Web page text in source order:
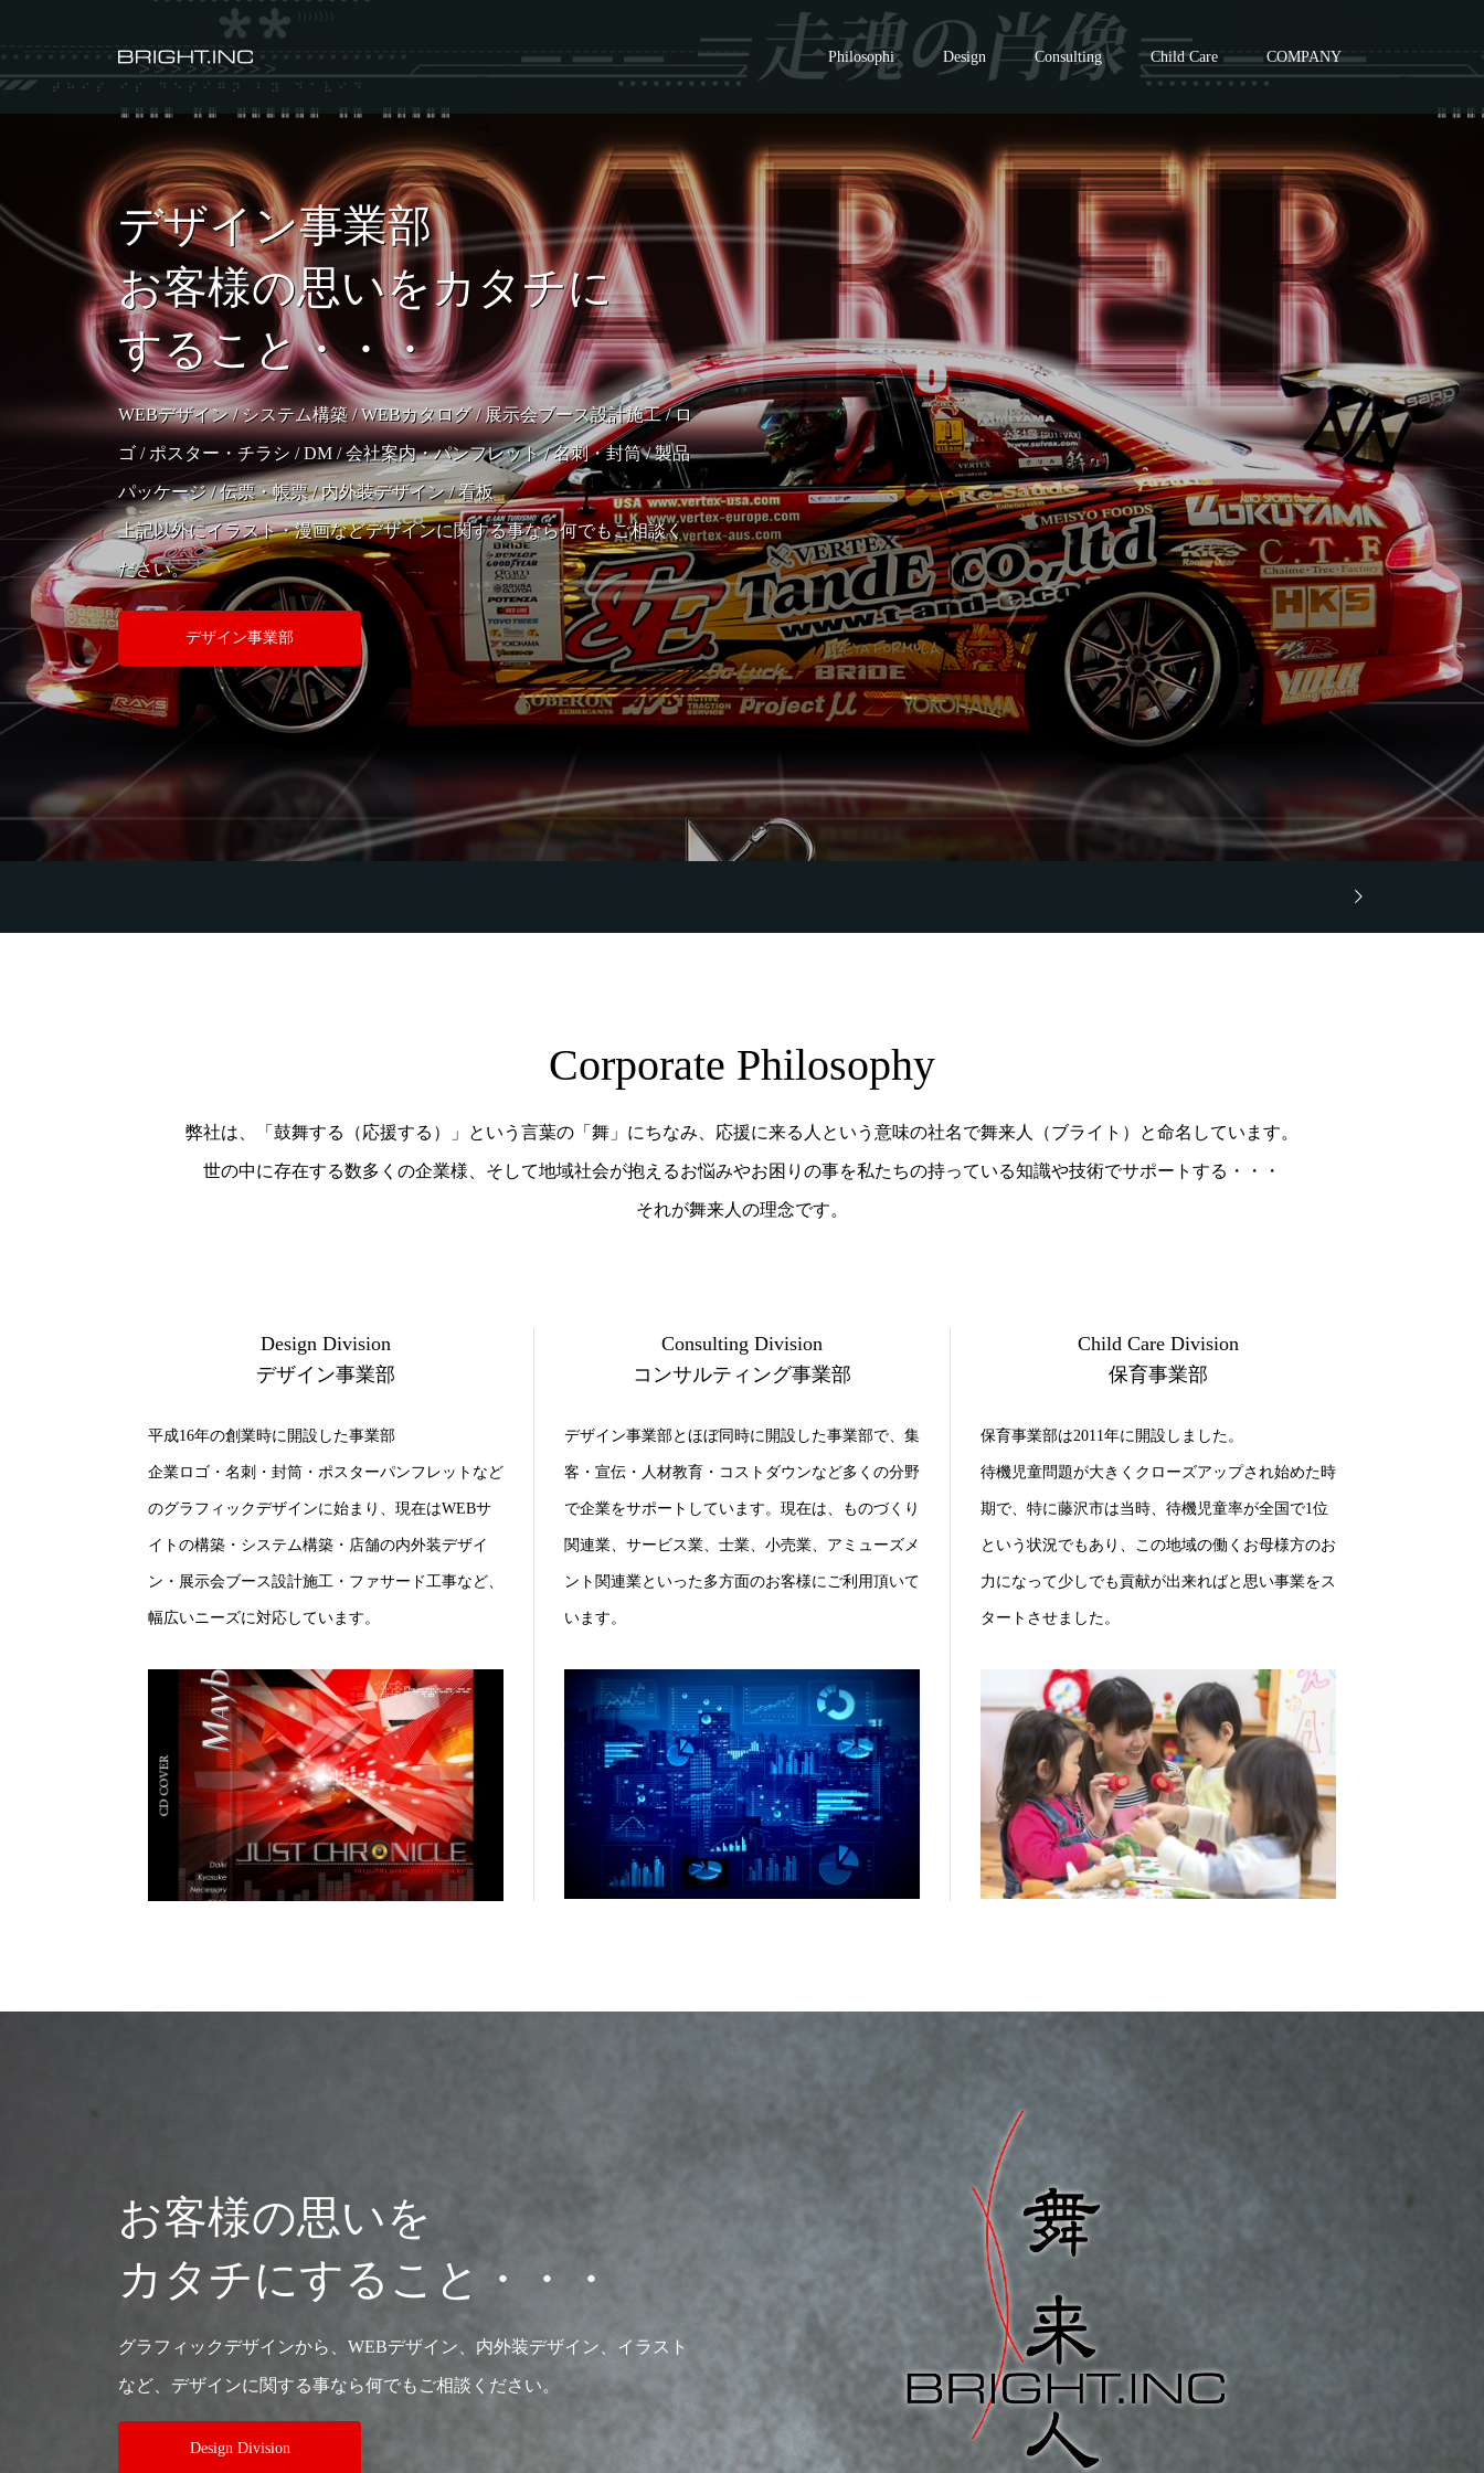
Philosophi Design Consulting Child Care COMPANY
Corporate Philosophy
弊社は、「鼓舞する（応援する）」という言葉の「舞」にちなみ、応援に来る人という意味の社名で舞来人（ブライト）と命名しています。
世の中に存在する数多くの企業様、そして地域社会が抱えるお悩みやお困りの事を私たちの持っている知識や技術でサポートする・・・
それが舞来人の理念です。
Design Division
デザイン事業部
平成16年の創業時に開設した事業部
企業ロゴ・名刺・封筒・ポスターパンフレットなど
のグラフィックデザインに始まり、現在はWEBサ
イトの構築・システム構築・店舗の内外装デザイ
ン・展示会ブース設計施工・ファサード工事など、
幅広いニーズに対応しています。
Consulting Division
コンサルティング事業部
デザイン事業部とほぼ同時に開設した事業部で、集
客・宣伝・人材教育・コストダウンなど多くの分野
で企業をサポートしています。現在は、ものづくり
関連業、サービス業、士業、小売業、アミューズメ
ント関連業といった多方面のお客様にご利用頂いて
います。
Child Care Division
保育事業部
保育事業部は2011年に開設しました。
待機児童問題が大きくクローズアップされ始めた時
期で、特に藤沢市は当時、待機児童率が全国で1位
という状況でもあり、この地域の働くお母様方のお
力になって少しでも貢献が出来ればと思い事業をス
タートさせました。
お客様の思いを
カタチにすること・・・
グラフィックデザインから、WEBデザイン、内外装デザイン、イラスト
など、デザインに関する事なら何でもご相談ください。
Design Division